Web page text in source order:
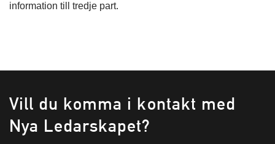
information till tredje part.
Vill du komma i kontakt med
Nya Ledarskapet?